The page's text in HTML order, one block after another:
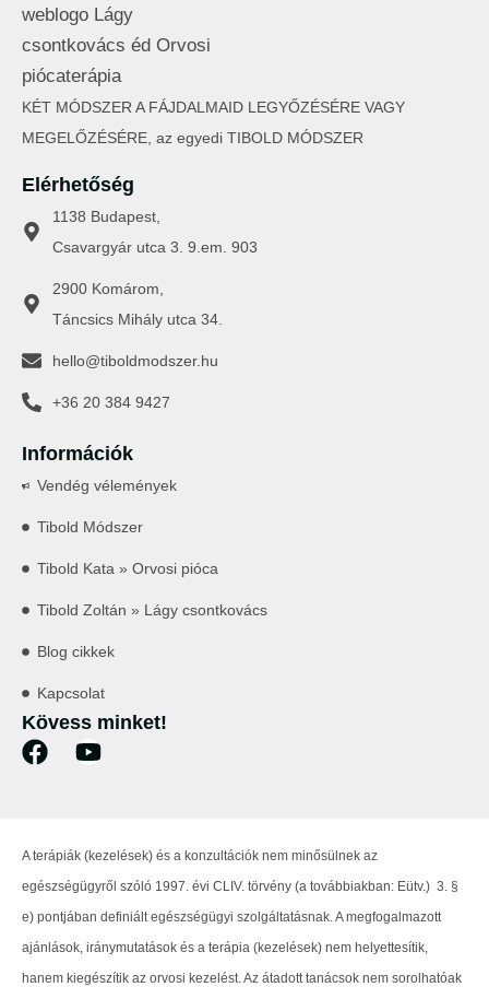
KÉT MÓDSZER A FÁJDALMAID LEGYŐZÉSÉRE VAGY
MEGELŐZÉSÉRE, az egyedi TIBOLD MÓDSZER
Elérhetőség
1138 Budapest,
Csavargyár utca 3. 9.em. 903
2900 Komárom,
Táncsics Mihály utca 34.
hello@tiboldmodszer.hu
+36 20 384 9427
Információk
Vendég vélemények
Tibold Módszer
Tibold Kata » Orvosi pióca
Tibold Zoltán » Lágy csontkovács
Blog cikkek
Kapcsolat
Kövess minket!
A terápiák (kezelések) és a konzultációk nem minősülnek az
egészségügyről szóló 1997. évi CLIV. törvény (a továbbiakban: Eütv.) 3. §
e) pontjában definiált egészségügyi szolgáltatásnak. A megfogalmazott
ajánlások, iránymutatások és a terápia (kezelések) nem helyettesítik,
hanem kiegészítik az orvosi kezelést. Az átadott tanácsok nem sorolhatóak